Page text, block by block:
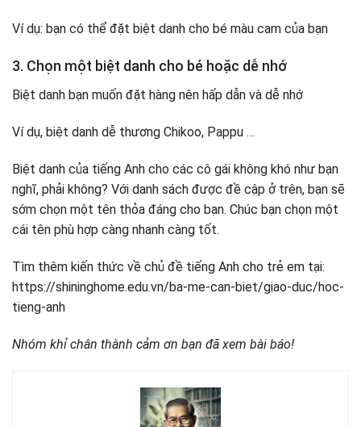
Ví dụ: bạn có thể đặt biệt danh cho bé màu cam của bạn
3. Chọn một biệt danh cho bé hoặc dễ nhớ
Biệt danh bạn muốn đặt hàng nên hấp dẫn và dễ nhớ
Ví dụ, biệt danh dễ thương Chikoo, Pappu …
Biệt danh của tiếng Anh cho các cô gái không khó như bạn
nghĩ, phải không? Với danh sách được đề cập ở trên, bạn sẽ
sớm chọn một tên thỏa đáng cho bạn. Chúc bạn chọn một
cái tên phù hợp càng nhanh càng tốt.
Tìm thêm kiến ​​thức về chủ đề tiếng Anh cho trẻ em tại:
https://shininghome.edu.vn/ba-me-can-biet/giao-duc/hoc-
tieng-anh
Nhóm khỉ chân thành cảm ơn bạn đã xem bài báo!